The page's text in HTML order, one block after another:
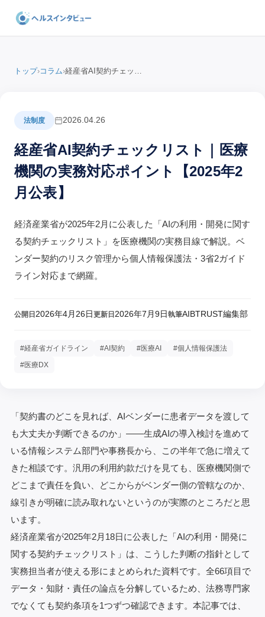
資料請求
オンラインデモ
トップ›コラム› 経産省AI契約チェックリスト｜医療機関の実務対応ポイント【2025年2月公表】
法制度 2026.04.26
経産省AI契約チェックリスト｜医療
機関の実務対応ポイント【2025年2
月公表】
経済産業省が2025年2月に公表した「AIの利用・開発に関す
る契約チェックリスト」を医療機関の実務目線で解説。ベ
ンダー契約のリスク管理から個人情報保護法・3省2ガイド
ライン対応まで網羅。
公開日 2026年4月26日 更新日 2026年7月9日 執筆AIBTRUST編集部
#経産省ガイドライン #AI契約 #医療AI
#個人情報保護法
#医療DX
「契約書のどこを見れば、AIベンダーに患者データを渡して
も大丈夫か判断できるのか」——生成AIの導入検討を進めて
いる情報システム部門や事務長から、この半年で急に増えて
きた相談です。汎用の利用約款だけを見ても、医療機関側で
どこまで責任を負い、どこからがベンダー側の管轄なのか、
線引きが明確に読み取れないというのが実際のところだと思
います。
経済産業省が2025年2月18日に公表した「AIの利用・開発に
関する契約チェックリスト」は、こうした判断の指針として
実務担当者が使える形にまとめられた資料です。全66項目で
データ・知財・責任の論点を分解しているため、法務専門家
でなくても契約条項を1つずつ確認できます。本記事では、